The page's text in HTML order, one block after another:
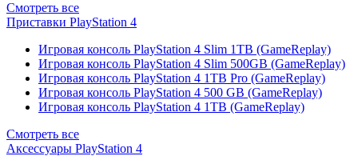
Смотреть все
Приставки PlayStation 4
Игровая консоль PlayStation 4 Slim 1TB (GameReplay)
Игровая консоль PlayStation 4 Slim 500GB (GameReplay)
Игровая консоль PlayStation 4 1TB Pro (GameReplay)
Игровая консоль PlayStation 4 500 GB (GameReplay)
Игровая консоль PlayStation 4 1TB (GameReplay)
Смотреть все
Аксессуары PlayStation 4